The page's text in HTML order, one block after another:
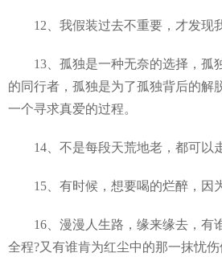
12、我假装过去不重要，才发现我
13、孤独是一种无奈的选择，孤
的同行者，孤独是为了孤独背后的解
一个寻求真爱的过程。
14、不是每段天荒地老，都可以走
15、有时候，想要喝的烂醉，因为
16、漫漫人生路，缘来缘去，有
全程?又有谁肯为红尘中的那一抹忧伤